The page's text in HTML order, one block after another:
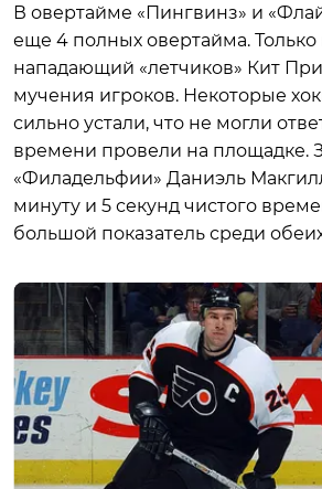
В овертайме «Пингвинз» и
еще 4 полных овертайма. Только
нападающий «летчиков» Кит
мучения игроков. Некоторые
сильно устали, что не могли
времени провели на площадке.
«Филадельфии» Даниэль
минуту и 5 секунд чистого
большой показатель среди